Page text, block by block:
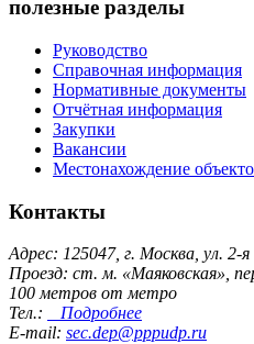
полезные разделы
Руководство
Справочная информация
Нормативные документы
Отчётная информация
Закупки
Вакансии
Местонахождение
Контакты
Адрес: 125047, г. Москва, ул. 2-
Проезд: ст. м. «Маяковская»,
100 метров от метро
Тел.:
Подробнее
E-mail: sec.dep@pppudp.ru